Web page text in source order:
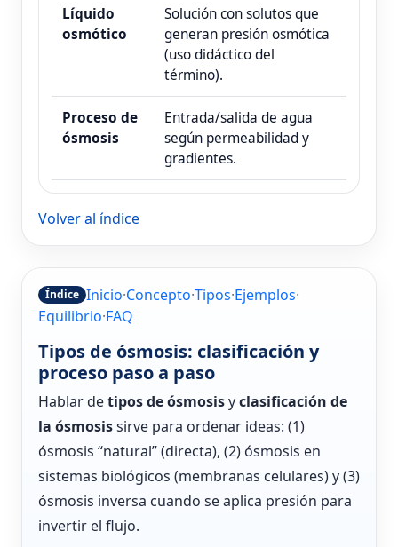
Líquido
osmótico
Solución con solutos que
generan presión osmótica
(uso didáctico del
término).
Proceso de
ósmosis
Entrada/salida de agua
según permeabilidad y
gradientes.
Volver al índice
Índice Inicio·Concepto·Tipos·Ejemplos·
Equilibrio·FAQ
Tipos de ósmosis: clasificación y
proceso paso a paso
Hablar detipos de ósmosisyclasificación de
la ósmosissirve para ordenar ideas: (1)
ósmosis “natural” (directa), (2) ósmosis en
sistemas biológicos (membranas celulares) y (3)
ósmosis inversa cuando se aplica presión para
invertir el flujo.